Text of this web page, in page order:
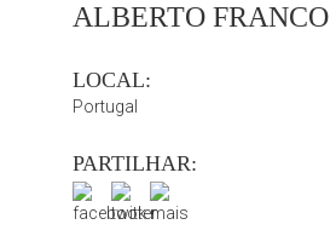
ALBERTO FRANCO
LOCAL:
Portugal
PARTILHAR: